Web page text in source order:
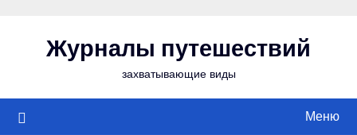
содержимомуЖурналы путешествий
захватывающие виды
Меню